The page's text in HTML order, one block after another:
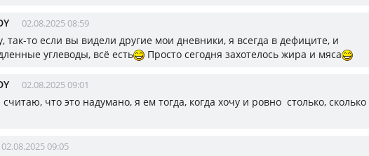
02.08.2025 08:59
так-то если вы видели другие мои дневники, я всегда в дефиците, и
углеводы, всё есть
Просто сегодня захотелось жира и мяса
02.08.2025 09:01
что это надумано, я ем тогда, когда хочу и ровно столько, сколько
02.08.2025 09:05